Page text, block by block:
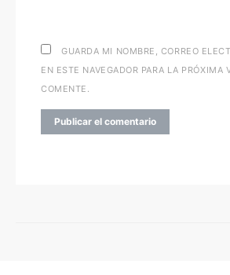
GUARDA MI NOMBRE, CORREO
EN ESTE NAVEGADOR PARA LA PRÓXIMA
COMENTE.